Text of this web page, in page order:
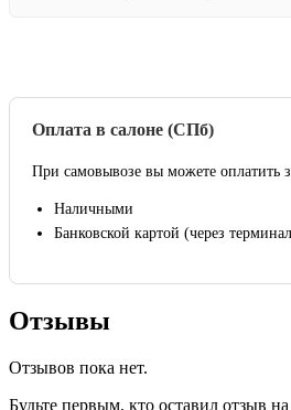
Оплата в салоне (СПб)
При самовывозе вы можете оплатить
Наличными
Банковской картой (через
Отзывы
Отзывов пока нет.
Будьте первым, кто оставил отзыв